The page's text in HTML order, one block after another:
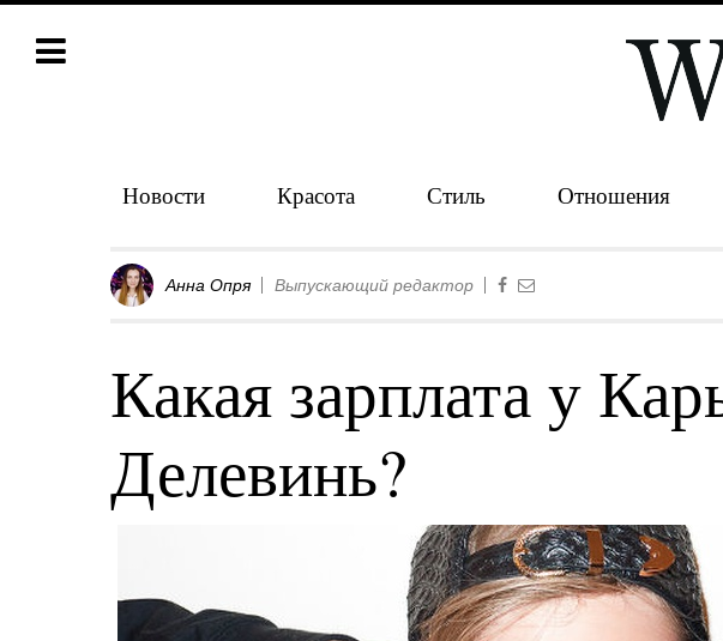
Новости Красота Стиль Отношения
Анна Опря Выпускающий редактор
Какая зарплата у
Делевинь?